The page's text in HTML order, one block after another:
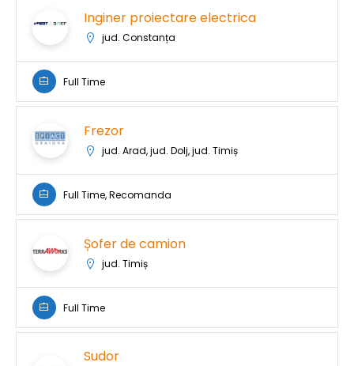
Inginer proiectare electrica
jud. Constanța
Full Time
Frezor
jud. Arad, jud. Dolj, jud. Timiș
Full Time, Recomanda
Șofer de camion
jud. Timiș
Full Time
Sudor